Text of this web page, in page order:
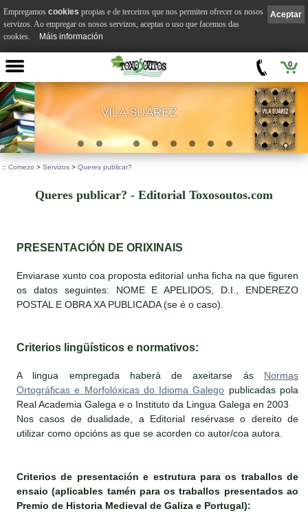
0
VILA SUÁREZ
:: Comezo > Servizos > Queres publicar?
Queres publicar? - Editorial Toxosoutos.com
PRESENTACIÓN DE ORIXINAIS
Enviarase xunto coa proposta editorial unha ficha na que figuren
os datos seguintes: NOME E APELIDOS, D.I., ENDEREZO
POSTAL E OBRA XA PUBLICADA (se é o caso).
Criterios lingüísticos e normativos:
A lingua empregada haberá de axeitarse ás Normas
Ortográficas e Morfolóxicas do Idioma Galego publicadas pola
Real Academia Galega e o Instituto da Lingua Galega en 2003
Nos casos de dualidade, a Editorial resérvase o dereito de
utilizar como opcións as que se acorden co autor/coa autora.
Criterios de presentación e estrutura para os traballos de
ensaio (aplicables tamén para os traballos presentados ao
Premio de Historia Medieval de Galiza e Portugal):
Aceptar
Empregamos cookies propias e de terceiros que nos permiten ofrecer os nosos
servizos. Ao empregar os nosos servizos, aceptas o uso que facemos das
cookies.
Máis información